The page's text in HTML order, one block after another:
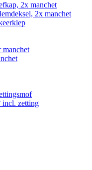
2x manchet
2x manchet
manchet
incl. zetting